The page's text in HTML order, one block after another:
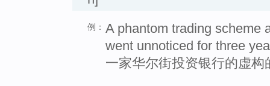
例： A phantom trading scheme
went unnoticed for three
一家华尔街投资银行的虚